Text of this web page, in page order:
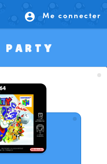
account_circle Me connecter